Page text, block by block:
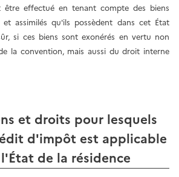
être effectué en tenant compte des biens
et assimilés qu'ils possèdent dans cet État
si ces biens sont exonérés en vertu non
la convention, mais aussi du droit interne
et droits pour lesquels
d'impôt est applicable
de la résidence